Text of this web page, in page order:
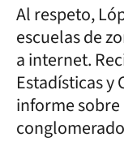
Al respeto,
escuelas de
a internet.
Estadísticas
informe